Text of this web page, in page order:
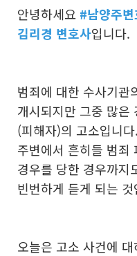
안녕하세요 #남양주
김리경 변호사입니다.
범죄에 대한 수사기관
개시되지만 그중 많은
(피해자)의 고소입니
주변에서 흔히들 범죄
경우를 당한 경우까지
빈번하게 듣게 되는
오늘은 고소 사건에